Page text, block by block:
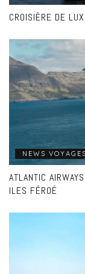
CROISIÈRE DE
NEWS VOYAGES
ATLANTIC
ILES FÉROÉ